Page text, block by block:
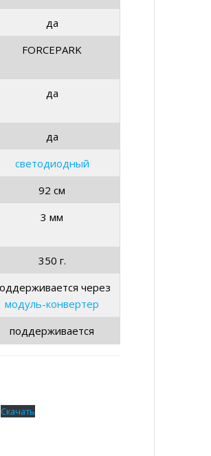
да
FORCEPARK
да
да
светодиодный
92 см
3 мм
350 г.
через
модуль-конвертер
поддерживается
Скачать